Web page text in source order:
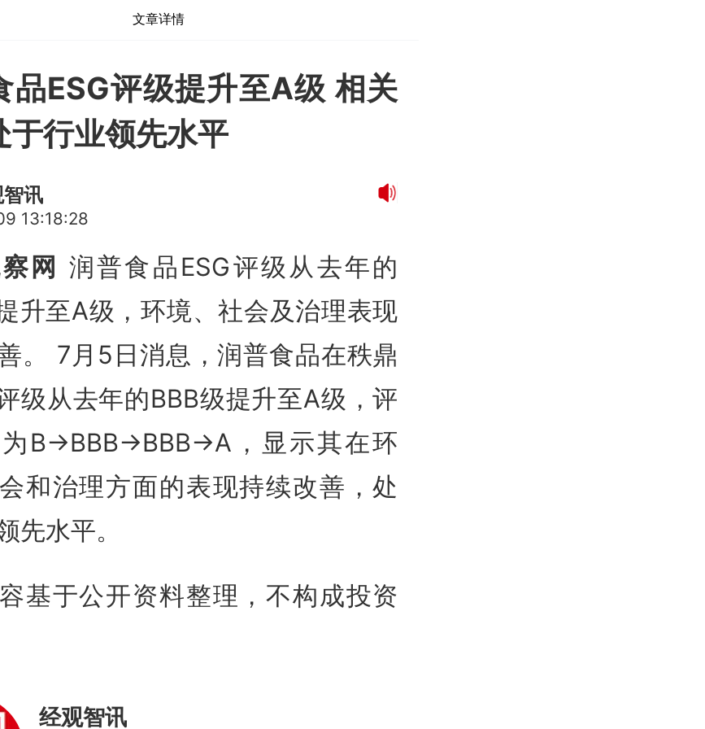
文章详情
品ESG评级提升至A级 相关
于行业领先水平
讯
13:18:28
网 润普食品ESG评级从去年的
升至A级，环境、社会及治理表现
。 7月5日消息，润普食品在秩鼎
级从去年的BBB级提升至A级，评
B→BBB→BBB→A，显示其在环
和治理方面的表现持续改善，处
先水平。
基于公开资料整理，不构成投资
经观智讯